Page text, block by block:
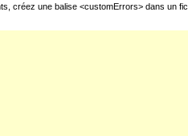
créez une balise <customErrors> dans un